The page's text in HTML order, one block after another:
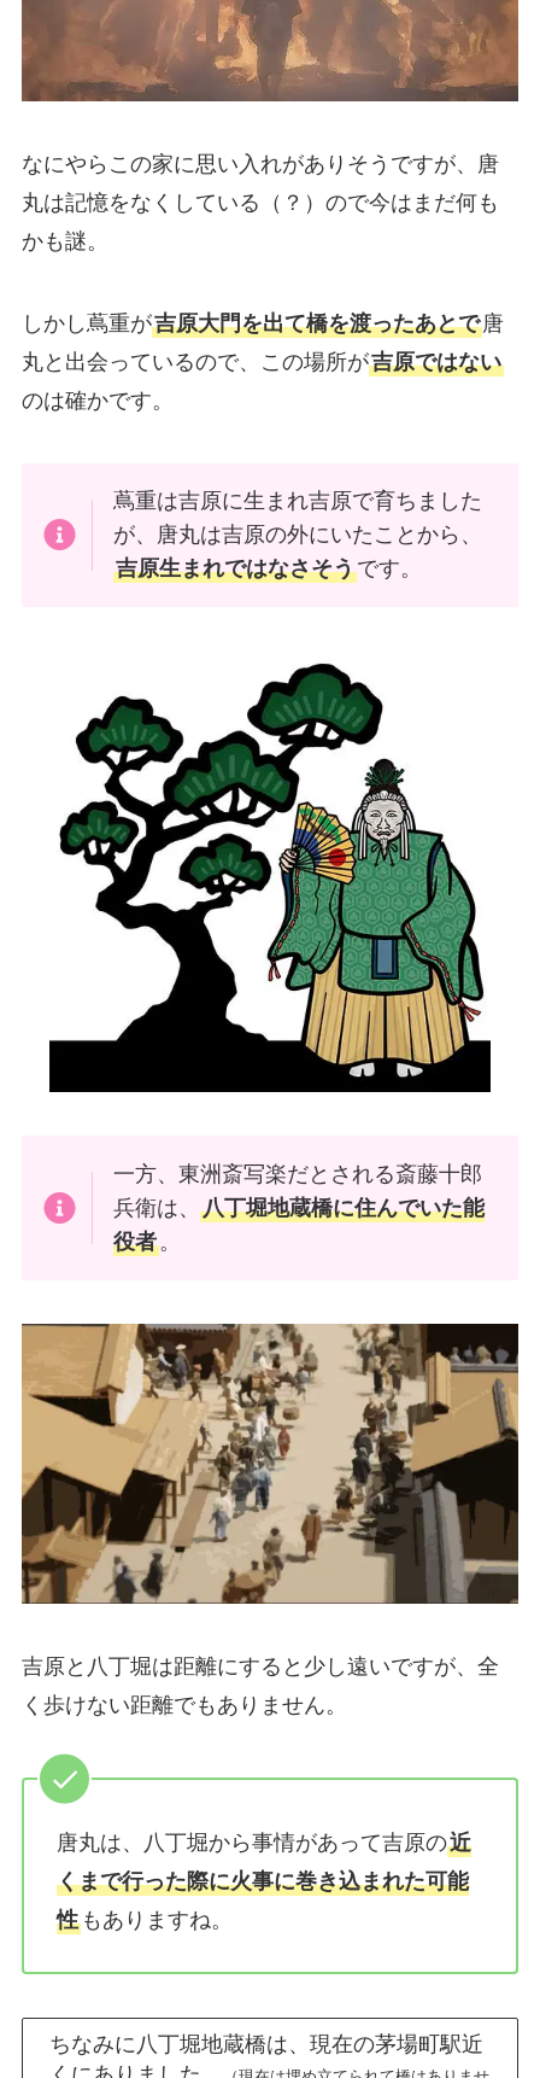
なにやらこの家に思い入れがありそうですが、唐
丸は記憶をなくしている（？）ので今はまだ何も
かも謎。
しかし蔦重が吉原大門を出て橋を渡ったあとで唐
丸と出会っているので、この場所が吉原ではない
のは確かです。
蔦重は吉原に生まれ吉原で育ちました
が、唐丸は吉原の外にいたことから、
吉原生まれではなさそうです。
一方、東洲斎写楽だとされる斎藤十郎
兵衛は、八丁堀地蔵橋に住んでいた能
役者。
吉原と八丁堀は距離にすると少し遠いですが、全
く歩けない距離でもありません。
唐丸は、八丁堀から事情があって吉原の近
くまで行った際に火事に巻き込まれた可能
性もありますね。
ちなみに八丁堀地蔵橋は、現在の茅場町駅近